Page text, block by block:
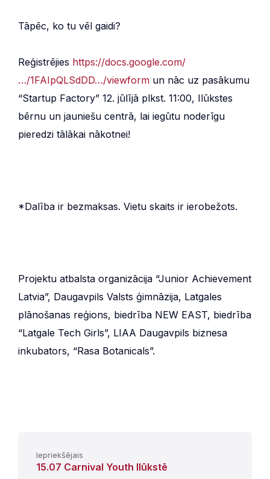
Tāpēc, ko tu vēl gaidi?
Reģistrējies https://docs.google.com/
…/1FAIpQLSdDD…/viewform un nāc uz pasākumu
“Startup Factory” 12. jūlījā plkst. 11:00, Ilūkstes
bērnu un jauniešu centrā, lai iegūtu noderīgu
pieredzi tālākai nākotnei!
*Dalība ir bezmaksas. Vietu skaits ir ierobežots.
Projektu atbalsta organizācija “Junior Achievement
Latvia”, Daugavpils Valsts ģimnāzija, Latgales
plānošanas reģions, biedrība NEW EAST, biedrība
“Latgale Tech Girls”, LIAA Daugavpils biznesa
inkubators, “Rasa Botanicals”.
Iepriekšējais
15.07 Carnival Youth Ilūkstē